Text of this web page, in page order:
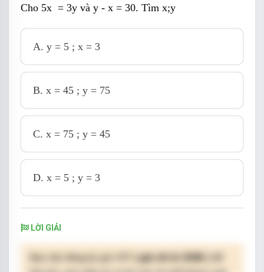
Cho 5x = 3y và y - x = 30. Tìm x;y
A. y = 5 ; x = 3
B. x = 45 ; y = 75
C. x = 75 ; y = 45
D. x = 5 ; y = 3
LỜI GIẢI
( giá chỉ từ 250K )